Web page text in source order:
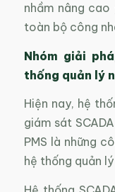
nhầm nâng
toàn bộ công
Nhóm giải
thống quản lý
Hiện nay, hệ
giám sát
PMS là những
hệ thống quản